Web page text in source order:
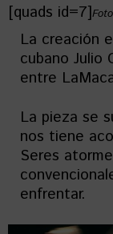
[quads id=7]
La creación
cubano Julio
entre
La pieza se
nos tiene
Seres
enfrentar.